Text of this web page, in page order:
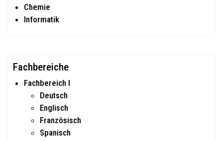
Chemie
Informatik
Fachbereiche
Fachbereich I
Deutsch
Englisch
Französisch
Spanisch